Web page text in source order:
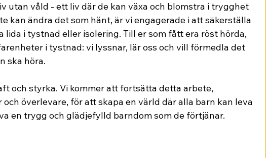
utan våld - ett liv där de kan växa och blomstra i trygghet
kan ändra det som hänt, är vi engagerade i att säkerställa
lida i tystnad eller isolering. Till er som fått era röst hörda,
i tystnad: vi lyssnar, lär oss och vill förmedla det
ska höra.
och styrka. Vi kommer att fortsätta detta arbete,
överlevare, för att skapa en värld där alla barn kan leva
en trygg och glädjefylld barndom som de förtjänar.